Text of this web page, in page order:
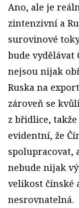
Ano, ale je
zintenzivní a
surovinové
bude vydělávat
nejsou nijak
Ruska na
zároveň se
z břidlice,
evidentní, že
spolupracovat,
nebude nijak
velikost čínské
nesrovnatelná.